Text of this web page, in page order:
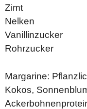
Zimt
Nelken
Vanillinzucker
Rohrzucker
Margarine:
Kokos,